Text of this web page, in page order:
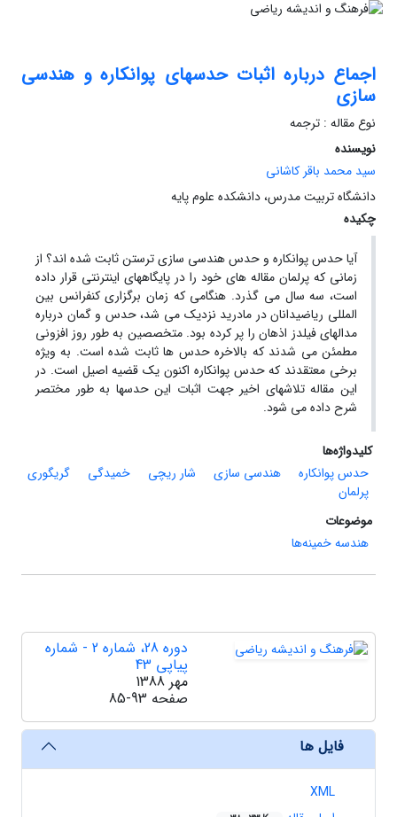
اجماع درباره اثبات حدسهای پوانکاره و هندسی
سازی
نوع مقاله : ترجمه
نویسنده
سید محمد باقر کاشانی
دانشگاه تربیت مدرس، دانشکده علوم پایه
چکیده
آیا حدس پوانکاره و حدس هندسی سازی ترستن ثابت شده اند؟ از
زمانی که پرلمان مقاله های خود را در پایگاههای اینترنتی قرار داده
است، سه سال می گذرد. هنگامی که زمان برگزاری کنفرانس بین
المللی ریاضیدانان در مادرید نزدیک می شد، حدس و گمان درباره
مدالهای فیلدز اذهان را پر کرده بود. متخصصین به طور روز افزونی
مطمئن می شدند که بالاخره حدس ها ثابت شده است. به ویژه
برخی معتقدند که حدس پوانکاره اکنون یک قضیه اصیل است. در
این مقاله تلاشهای اخیر جهت اثبات این حدسها به طور مختصر
شرح داده می شود.
کلیدواژه‌ها
حدس پوانکاره
هندسی سازی شار ریچی خمیدگی
گریگوری
پرلمان
موضوعات
هندسه خمینه‌ها
دوره 28، شماره 2 - شماره
پیاپی 43
مهر 1388
صفحه 85-93
فایل ها
XML